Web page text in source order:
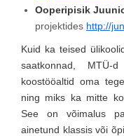
Ooperipisik
projektides http://
Kuid ka teised
saatkonnad,
koostööaltid oma
ning miks ka mitte
See on võimalus
ainetund klassis või